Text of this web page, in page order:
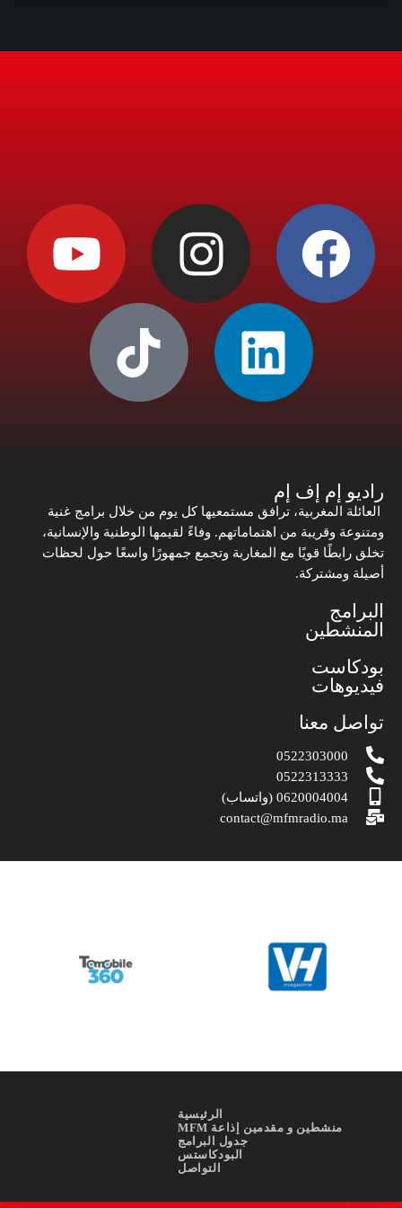
راديو إم إف إم
العائلة المغربية، ترافق مستمعيها كل يوم من خلال برامج غنية
ومتنوعة وقريبة من اهتماماتهم. وفاءً لقيمها الوطنية والإنسانية،
تخلق رابطًا قويًا مع المغاربة وتجمع جمهورًا واسعًا حول لحظات
أصيلة ومشتركة.
البرامج
المنشطين
بودكاست
فيديوهات
تواصل معنا
0522303000
0522313333
0620004004 (واتساب)
contact@mfmradio.ma
الرئيسية
منشطين و مقدمين إذاعة MFM
جدول البرامج
البودكاستس
التواصل